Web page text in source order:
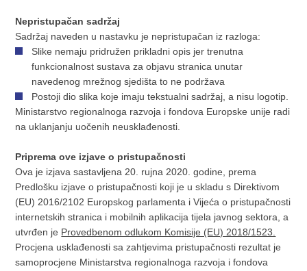
Nepristupačan sadržaj
Sadržaj naveden u nastavku je nepristupačan iz razloga:
Slike nemaju pridružen prikladni opis jer trenutna
funkcionalnost sustava za objavu stranica unutar
navedenog mrežnog sjedišta to ne podržava
Postoji dio slika koje imaju tekstualni sadržaj, a nisu logotip.
Ministarstvo regionalnoga razvoja i fondova Europske unije radi
na uklanjanju uočenih neusklađenosti.
Priprema ove izjave o pristupačnosti
Ova je izjava sastavljena 20. rujna 2020. godine, prema
Predlošku izjave o pristupačnosti koji je u skladu s Direktivom
(EU) 2016/2102 Europskog parlamenta i Vijeća o pristupačnosti
internetskih stranica i mobilnih aplikacija tijela javnog sektora, a
utvrđen je Provedbenom odlukom Komisije (EU) 2018/1523.
Procjena usklađenosti sa zahtjevima pristupačnosti rezultat je
samoprocjene Ministarstva regionalnoga razvoja i fondova